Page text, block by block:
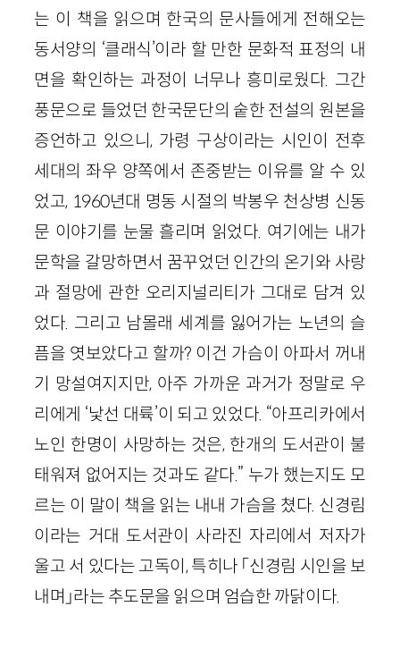
는 이 책을 읽으며 한국의 문사들에게 전해오는
동서양의 ‘클래식’이라 할 만한 문화적 표정의 내
면을 확인하는 과정이 너무나 흥미로웠다. 그간
풍문으로 들었던 한국문단의 숱한 전설의 원본을
증언하고 있으니, 가령 구상이라는 시인이 전후
세대의 좌우 양쪽에서 존중받는 이유를 알 수 있
었고, 1960년대 명동 시절의 박봉우 천상병 신동
문 이야기를 눈물 흘리며 읽었다. 여기에는 내가
문학을 갈망하면서 꿈꾸었던 인간의 온기와 사랑
과 절망에 관한 오리지널리티가 그대로 담겨 있
었다. 그리고 남몰래 세계를 잃어가는 노년의 슬
픔을 엿보았다고 할까? 이건 가슴이 아파서 꺼내
기 망설여지지만, 아주 가까운 과거가 정말로 우
리에게 ‘낯선 대륙’이 되고 있었다. “아프리카에서
노인 한명이 사망하는 것은, 한개의 도서관이 불
태워져 없어지는 것과도 같다.” 누가 했는지도 모
르는 이 말이 책을 읽는 내내 가슴을 쳤다. 신경림
이라는 거대 도서관이 사라진 자리에서 저자가
울고 서 있다는 고독이, 특히나 「신경림 시인을 보
내며」라는 추도문을 읽으며 엄습한 까닭이다.